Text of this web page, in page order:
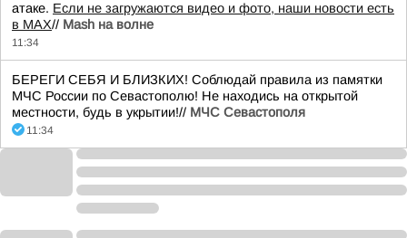
атаке. Если не загружаются видео и фото, наши новости есть
в MAX// Mash на волне
11:34
БЕРЕГИ СЕБЯ И БЛИЗКИХ! Соблюдай правила из памятки
МЧС России по Севастополю! Не находись на открытой
местности, будь в укрытии!// МЧС Севастополя
11:34